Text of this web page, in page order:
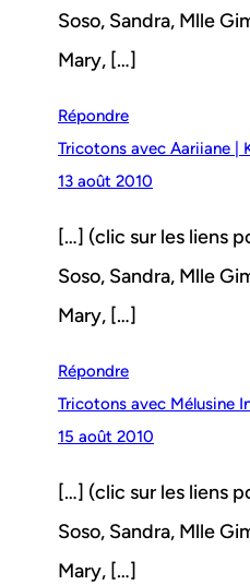
Soso, Sandra, Mlle
Mary, […]
Répondre
Tricotons avec Aariiane |
13 août 2010
[…] (clic sur les liens
Soso, Sandra, Mlle
Mary, […]
Répondre
Tricotons avec Mélusine
15 août 2010
[…] (clic sur les liens
Soso, Sandra, Mlle
Mary, […]